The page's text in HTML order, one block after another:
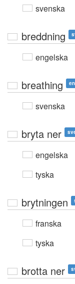
svenska
breddning
engelska
breathing
svenska
bryta ner
engelska
tyska
brytningen
franska
tyska
brotta ner